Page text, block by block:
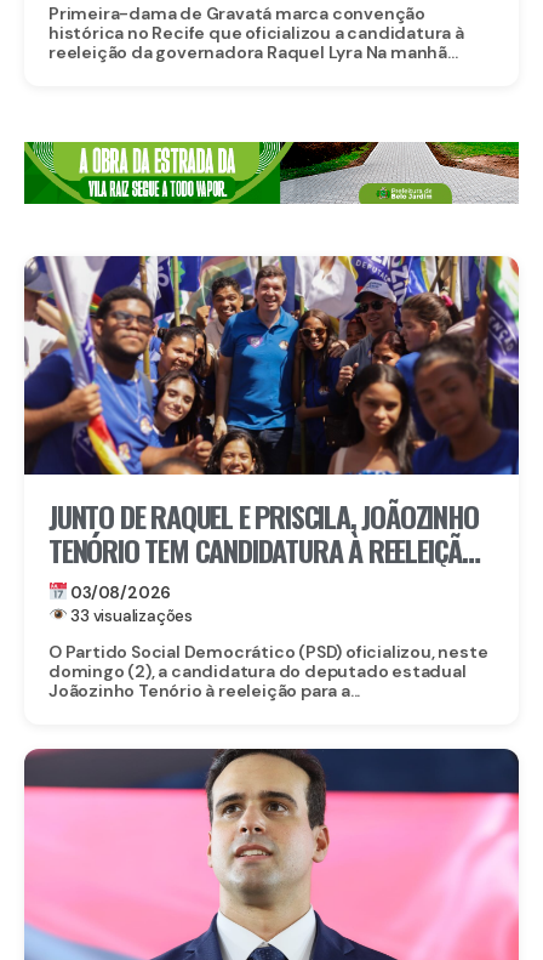
Primeira-dama de Gravatá marca convenção
histórica no Recife que oficializou a candidatura à
reeleição da governadora Raquel Lyra Na manhã...
JUNTO DE RAQUEL E PRISCILA, JOÃOZINHO
TENÓRIO TEM CANDIDATURA À REELEIÇÃO
PARA DEPUTADO ESTADUAL OFICIALIZADA
PELO PSD
03/08/2026
33 visualizações
O Partido Social Democrático (PSD) oficializou, neste
domingo (2), a candidatura do deputado estadual
Joãozinho Tenório à reeleição para a...